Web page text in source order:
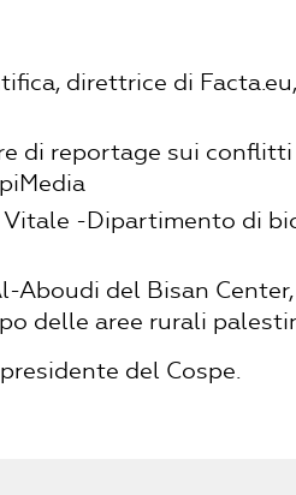
direttrice di
di reportage sui conflitti
-Dipartimento di
Aboudi del Bisan Center,
delle aree rurali
del Cospe.